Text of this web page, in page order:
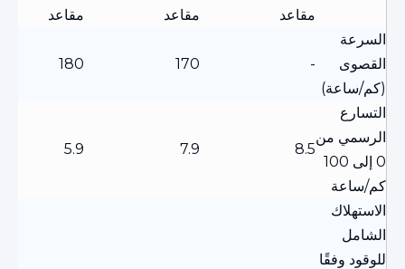
مقاعد
مقاعد
مقاعد
السرعة
القصوى
(كم/ساعة)
-
170
180
التسارع
الرسمي من
0 إلى 100
كم/ساعة
8.5
7.9
5.9
الاستهلاك
الشامل
للوقود وفقًا